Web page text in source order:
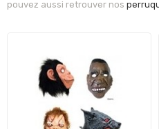
pouvez aussi retrouver nos